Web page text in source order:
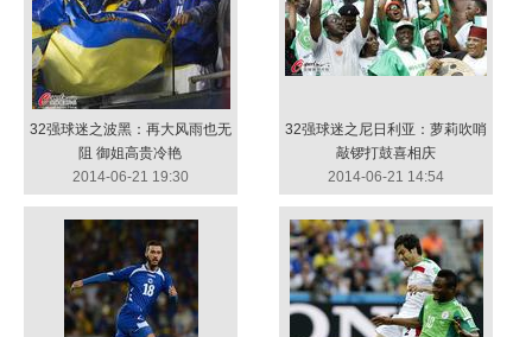
32强球迷之波黑：再大风雨也无
阻 御姐高贵冷艳
2014-06-21 19:30
32强球迷之尼日利亚：萝莉吹哨
敲锣打鼓喜相庆
2014-06-21 14:54